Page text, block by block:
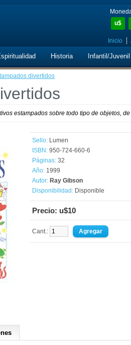
u$
Inicio
Historia Infantil/Juvenil
divertidos
estampados sobre todo tipo de objetos,
Sello: Lumen
ISBN: 950-724-660-6
Páginas: 32
Año: 1999
Autor: Ray Gibson
Disponibilidad: Disponible
Precio: u$10
Cant.: